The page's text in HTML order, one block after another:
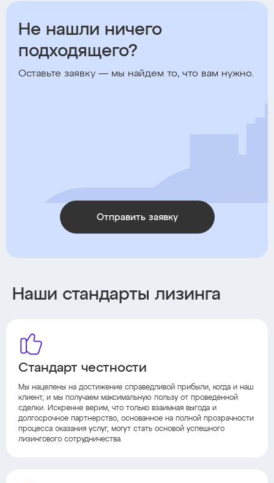
Не нашли ничего
подходящего?
Оставьте заявку — мы найдем то, что вам нужно.
Отправить заявку
Наши стандарты лизинга
Стандарт честности
Мы нацелены на достижение справедливой прибыли, когда и наш
клиент, и мы получаем максимальную пользу от проведенной
сделки. Искренне верим, что только взаимная выгода и
долгосрочное партнерство, основанное на полной прозрачности
процесса оказания услуг, могут стать основой успешного
лизингового сотрудничества.